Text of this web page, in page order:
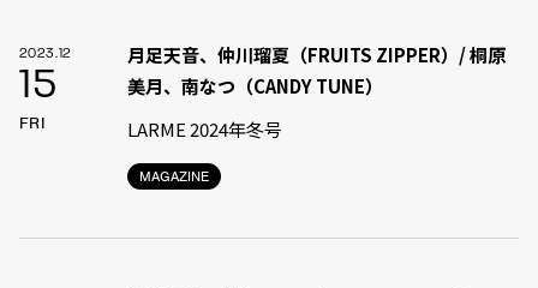
2023.12
15
FRI
MAGAZINE
月足天音、仲川瑠夏（FRUITS ZIPPER）/ 桐原
美月、南なつ（CANDY TUNE）
LARME 2024年冬号